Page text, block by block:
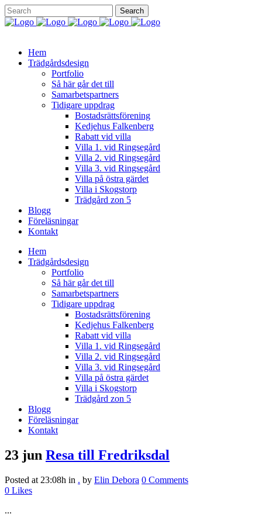
Hem
Trädgårdsdesign
Portfolio
Så här går det till
Samarbetspartners
Tidigare uppdrag
Bostadsrättsförening
Kedjehus Falkenberg
Rabatt vid villa
Villa 1. vid Ringsegård
Villa 2. vid Ringsegård
Villa 3. vid Ringsegård
Villa på östra gärdet
Villa i Skogstorp
Trädgård zon 5
Blogg
Föreläsningar
Kontakt
Hem
Trädgårdsdesign
Portfolio
Så här går det till
Samarbetspartners
Tidigare uppdrag
Bostadsrättsförening
Kedjehus Falkenberg
Rabatt vid villa
Villa 1. vid Ringsegård
Villa 2. vid Ringsegård
Villa 3. vid Ringsegård
Villa på östra gärdet
Villa i Skogstorp
Trädgård zon 5
Blogg
Föreläsningar
Kontakt
23 jun Resa till Fredriksdal
Posted at 23:08h in . by Elin Debora 0 Comments
0 Likes
...